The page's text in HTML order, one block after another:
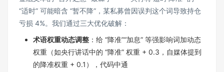
“适时” 可能暗含 “暂不降”，某私募曾因误判这个词导致持仓
亏损 4%。我们通过三大优化破解：
术语权重动态调整 ：给 “降准”“加息” 等强影响词加动态
权重（如央行讲话中的 “降准” 权重 + 0.3，自媒体提到
的降准权重 + 0.1），代码中通